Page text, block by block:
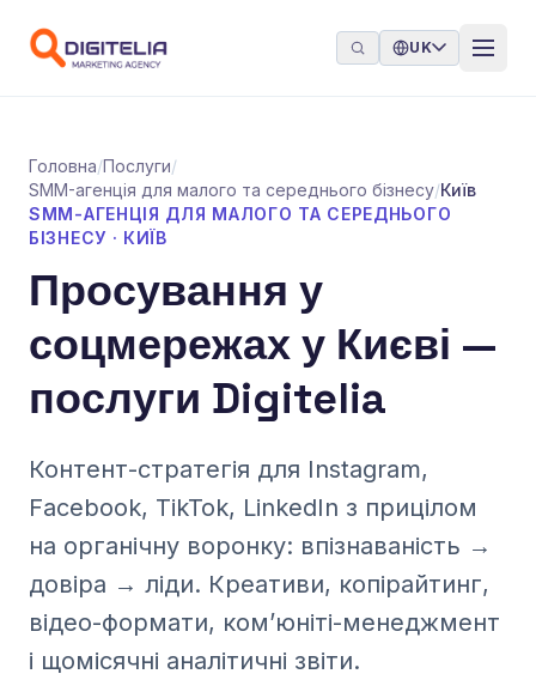
UK
Головна/Послуги/
SMM-агенція для малого та середнього бізнесу/Київ
SMM-АГЕНЦІЯ ДЛЯ МАЛОГО ТА СЕРЕДНЬОГО
БІЗНЕСУ · КИЇВ
Просування у
соцмережах у Києві —
послуги Digitelia
Контент-стратегія для Instagram,
Facebook, TikTok, LinkedIn з прицілом
на органічну воронку: впізнаваність →
довіра → ліди. Креативи, копірайтинг,
відео-формати, ком’юніті-менеджмент
і щомісячні аналітичні звіти.